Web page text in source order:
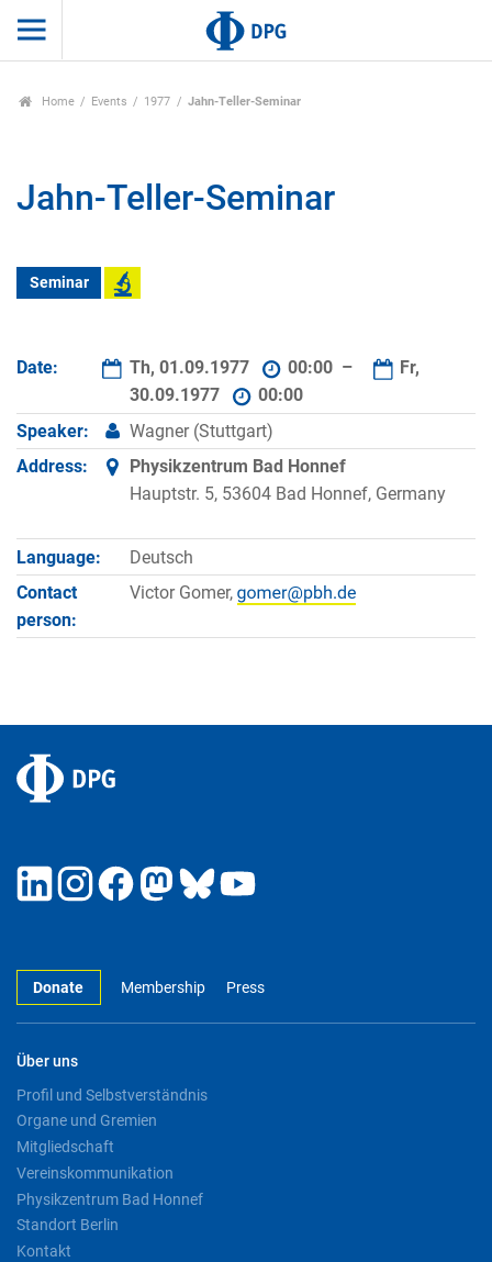
Home Events 1977 Jahn-Teller-Seminar
Jahn-Teller-Seminar
Seminar
Date: Th, 01.09.1977 00:00 –
Fr,
30.09.1977
00:00
Speaker:
Wagner (Stuttgart)
Address:
Physikzentrum Bad Honnef
Hauptstr. 5, 53604 Bad Honnef, Germany
Language:
Deutsch
Contact
person:
Victor Gomer,
Donate Membership Press
Über uns
Profil und Selbstverständnis
Organe und Gremien
Mitgliedschaft
Vereinskommunikation
Physikzentrum Bad Honnef
Standort Berlin
Kontakt